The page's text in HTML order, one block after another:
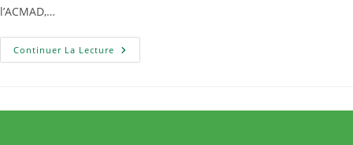
l’ACMAD,…
Continuer La Lecture